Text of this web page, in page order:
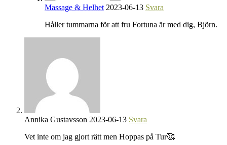
Massage & Helhet 2023-06-13 Svara
Håller tummarna för att fru Fortuna är med dig, Björn.
Annika Gustavsson 2023-06-13 Svara
Vet inte om jag gjort rätt men Hoppas på Tur🥰